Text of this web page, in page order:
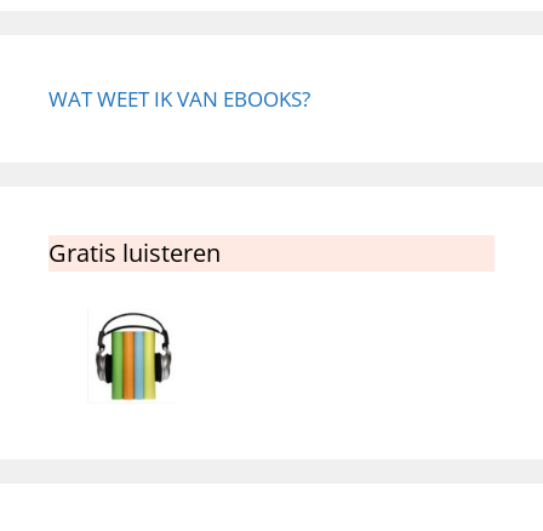
WAT WEET IK VAN EBOOKS?
Gratis luisteren